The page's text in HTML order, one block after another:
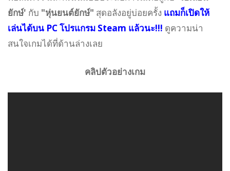
ยักษ์' กับ "หุ่นยนต์ยักษ์" สุดอลังอยู่บ่อยครั้ง แถมก็เปิดให้
เล่นได้บน PC โปรแกรม Steam แล้วนะ!!! ดูความน่า
สนใจเกมได้ที่ด้านล่างเลย
คลิปตัวอย่างเกม